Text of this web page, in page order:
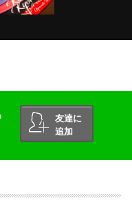
友達に
追加